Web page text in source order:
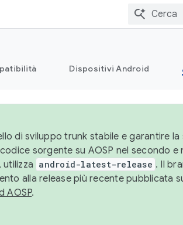
Dispositivi Android
di sviluppo trunk stabile e garantire la
sorgente su AOSP nel secondo e
utilizza android-latest-release . Il
alla release più recente pubblicata
AOSP.